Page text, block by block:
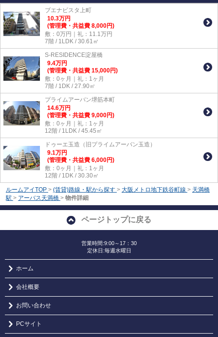
ブエナビスタ上町
10.3万円
(管理費・共益費 8,000円)
敷：0万円｜礼：11.1万円
7階 / 1LDK / 30.61㎡
S-RESIDENCE淀屋橋
9.4万円
(管理費・共益費 15,000円)
敷：0ヶ月｜礼：1ヶ月
7階 / 1DK / 27.90㎡
プライムアーバン堺筋本町
14.6万円
(管理費・共益費 9,000円)
敷：0ヶ月｜礼：1ヶ月
12階 / 1LDK / 45.45㎡
ドゥーエ玉造（旧プライムアーバン玉造）
9.1万円
(管理費・共益費 6,000円)
敷：0ヶ月｜礼：1ヶ月
12階 / 1DK / 30.30㎡
ルームアイTOP > (賃貸)路線・駅から探す > 大阪メトロ地下鉄谷町線 > 天満橋
駅 > アーバス天満橋 > 物件詳細
ページトップに戻る
営業時間:9:00～17：30
定休日:毎週水曜日
ホーム
会社概要
お問い合わせ
PCサイト